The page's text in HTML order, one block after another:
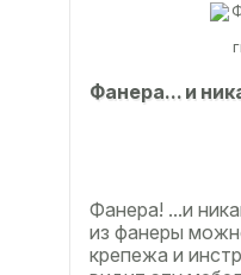
Фанерa... и
Фанера! ...и
из фанеры
крепежа и